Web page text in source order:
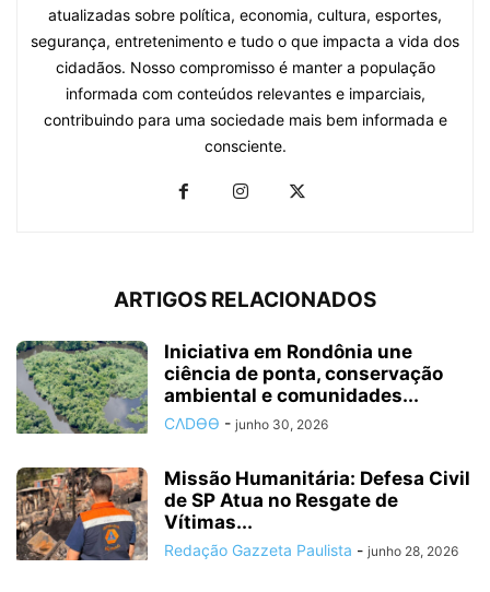
atualizadas sobre política, economia, cultura, esportes,
segurança, entretenimento e tudo o que impacta a vida dos
cidadãos. Nosso compromisso é manter a população
informada com conteúdos relevantes e imparciais,
contribuindo para uma sociedade mais bem informada e
consciente.
ARTIGOS RELACIONADOS
Iniciativa em Rondônia une
ciência de ponta, conservação
ambiental e comunidades...
CΛDӨӨ - junho 30, 2026
Missão Humanitária: Defesa Civil
de SP Atua no Resgate de
Vítimas...
Redação Gazzeta Paulista - junho 28, 2026